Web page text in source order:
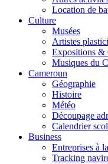
Location de
Culture
Musées
Artistes
Expositions &
Musiques du
Cameroun
Géographie
Histoire
Météo
Découpage
Calendrier
Business
Entreprises à
Tracking